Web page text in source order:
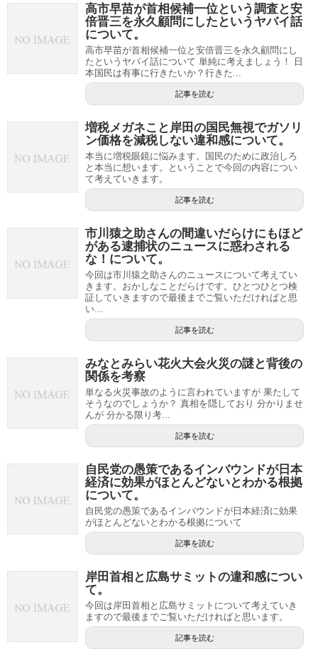
高市早苗が首相候補一位という調査と安
倍晋三を永久顧問にしたというヤバイ話
について。
高市早苗が首相候補一位と安倍晋三を永久顧問にし
たというヤバイ話について 単純に考えましょう！ 日
本国民は有事に行きたいか？行きた...
記事を読む
増税メガネこと岸田の国民無視でガソリ
ン価格を減税しない違和感について。
本当に増税眼鏡に悩みます。国民のために政治しろ
と本当に想います。ということで今回の内容につい
て考えていきます。
記事を読む
市川猿之助さんの間違いだらけにもほど
がある逮捕状のニュースに惑わされる
な！について。
今回は市川猿之助さんのニュースについて考えてい
きます。おかしなことだらけです。ひとつひとつ検
証していきますので最後までご覧いただければと思
い...
記事を読む
みなとみらい花火大会火災の謎と背後の
関係を考察
単なる火災事故のように言われていますが 果たして
そうなのでしょうか？ 真相を隠しており 分かりませ
んが 分かる限り考...
記事を読む
自民党の愚策であるインバウンドが日本
経済に効果がほとんどないとわかる根拠
について。
自民党の愚策であるインバウンドが日本経済に効果
がほとんどないとわかる根拠について
記事を読む
岸田首相と広島サミットの違和感につい
て。
今回は岸田首相と広島サミットについて考えていき
ますので最後までご覧いただければと思います。
記事を読む